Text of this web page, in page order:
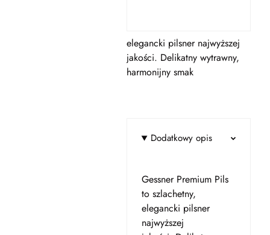
elegancki pilsner najwyższej
jakości. Delikatny wytrawny,
harmonijny smak
Dodatkowy opis
Gessner Premium Pils
to szlachetny,
elegancki pilsner
najwyższej